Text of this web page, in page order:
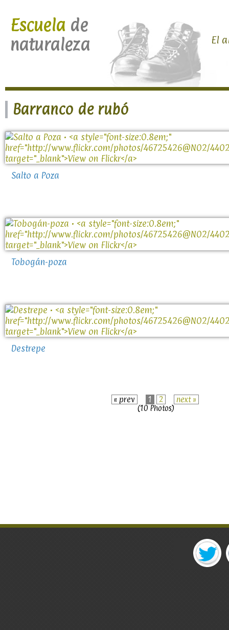
Escuela de
naturaleza
El
Barranco de rubó
Salto a Poza
Tobogán-poza
Destrepe
« prev 1 2
next »
(10 Photos)